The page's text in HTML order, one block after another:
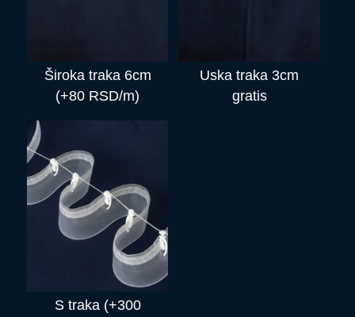
Široka traka 6cm
(+80 RSD/m)
Uska traka 3cm
gratis
S traka (+300